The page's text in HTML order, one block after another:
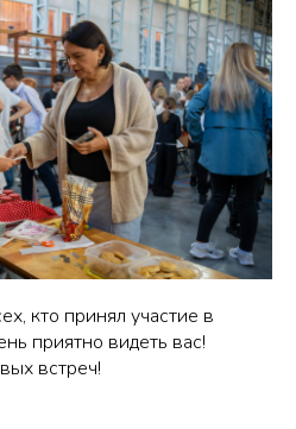
кто принял участие в
приятно видеть вас!
встреч!